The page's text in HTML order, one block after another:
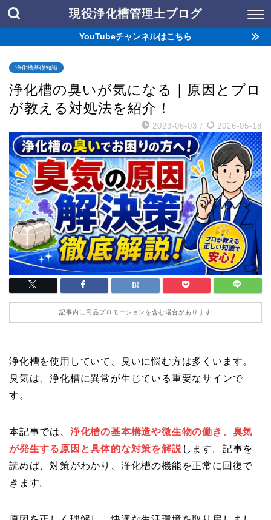
現役浄化槽管理士ブログ
YouTubeチャンネルはこちら
浄化槽基礎知識
浄化槽の臭いが気になる｜原因とプロ
が教える対処法を紹介！
2023-06-03 / 2026-05-18
記事内に商品プロモーションを含む場合があります
浄化槽を使用していて、臭いに悩む方は多くいます。
臭気は、浄化槽に異常が生じている重要なサインで
す。
本記事では、 浄化槽の基本構造や微生物の働き、臭気
が発生する原因と具体的な対策を解説します。記事を
読めば、対策がわかり、浄化槽の機能を正常に回復で
きます。